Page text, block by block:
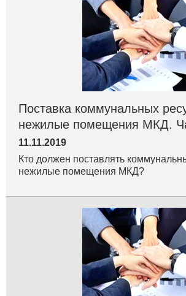
Поставка коммунальных
нежилые помещения МКД.
11.11.2019
Кто должен поставлять
нежилые помещения МКД?